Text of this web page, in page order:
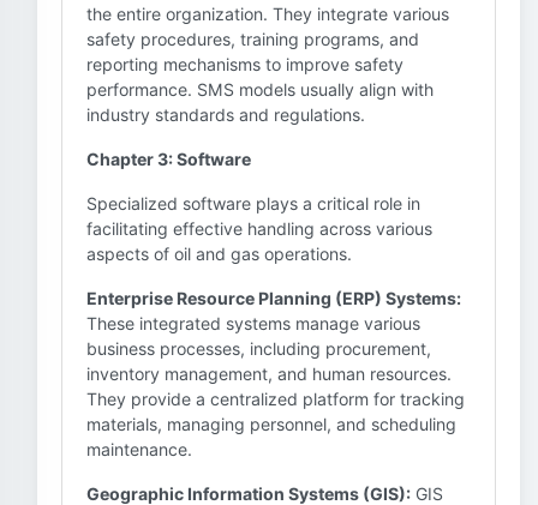
the entire organization. They integrate various
safety procedures, training programs, and
reporting mechanisms to improve safety
performance. SMS models usually align with
industry standards and regulations.
Chapter 3: Software
Specialized software plays a critical role in
facilitating effective handling across various
aspects of oil and gas operations.
Enterprise Resource Planning (ERP) Systems:
These integrated systems manage various
business processes, including procurement,
inventory management, and human resources.
They provide a centralized platform for tracking
materials, managing personnel, and scheduling
maintenance.
Geographic Information Systems (GIS): GIS